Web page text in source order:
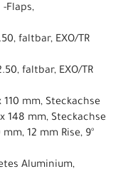
Flaps,
faltbar, EXO/TR
faltbar, EXO/TR
110 mm, Steckachse
148 mm, Steckachse
12 mm Rise, 9°
Aluminium,